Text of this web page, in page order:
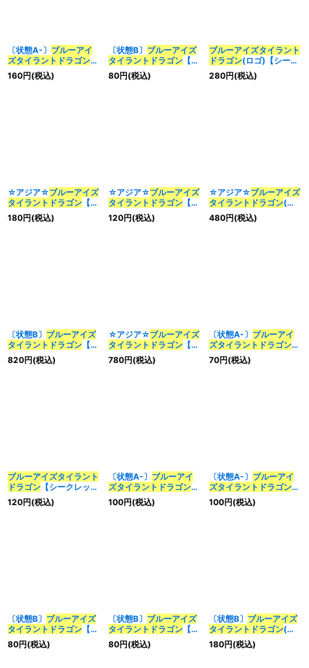
〔状態A-〕 ブルーアイ
ズタイラント ドラゴン
【レリーフ】{QCCP-
JP008}《融合》
160円(税込)
〔状態B〕 ブルーアイズ
タイラント ドラゴン【レ
リーフ】{QCCP-
JP008}《融合》
80円(税込)
ブルーアイズタイラント
ドラゴン(ロゴ)【シーク
レット】{25LP-JP019}
《融合》
280円(税込)
☆アジア☆ブルーアイズ
タイラント ドラゴン 【シ
ークレット】{アジア
QCCP-JP008}《融合》
180円(税込)
☆アジア☆ブルーアイズ
タイラント ドラゴン【シ
ークレット】{アジア
25LP-JP019}《融合》
120円(税込)
☆アジア☆ブルーアイズ
タイラント ドラゴン(ロ
ゴ)【シークレット】{ア
ジア25LP-JP019}《融
480円(税込)
〔状態B〕 ブルーアイズ
タイラント ドラゴン 【ク
ォーターセンチュリーシ
ークレット】{QCCP-
820円(税込)
☆アジア☆ブルーアイズ
タイラント ドラゴン【ク
ォーターセンチュリーシ
ークレット】{アジア
780円(税込)
〔状態A-〕 ブルーアイ
ズタイラント ドラゴン
【スーパー】{BACH-
JP037}《融合》
70円(税込)
ブルーアイズタイラント
ドラゴン 【シークレッ
ト】{BACH-JP037}
《融合》
120円(税込)
〔状態A-〕 ブルーアイ
ズタイラント ドラゴン
(ロゴ)【ウルトラ】
{25LP-JP019}《融合》
100円(税込)
〔状態A-〕 ブルーアイ
ズタイラント ドラゴン
【シークレット】
{BACH-JP037}《融
100円(税込)
〔状態B〕 ブルーアイズ
タイラント ドラゴン 【シ
ークレット】{BACH-
JP037}《融合》
80円(税込)
〔状態B〕 ブルーアイズ
タイラント ドラゴン【シ
ークレット】{QCCP-
JP008}《融合》
80円(税込)
〔状態B〕 ブルーアイズ
タイラント ドラゴン(ロ
ゴ)【シークレット】
{25LP-JP019}《融合》
180円(税込)